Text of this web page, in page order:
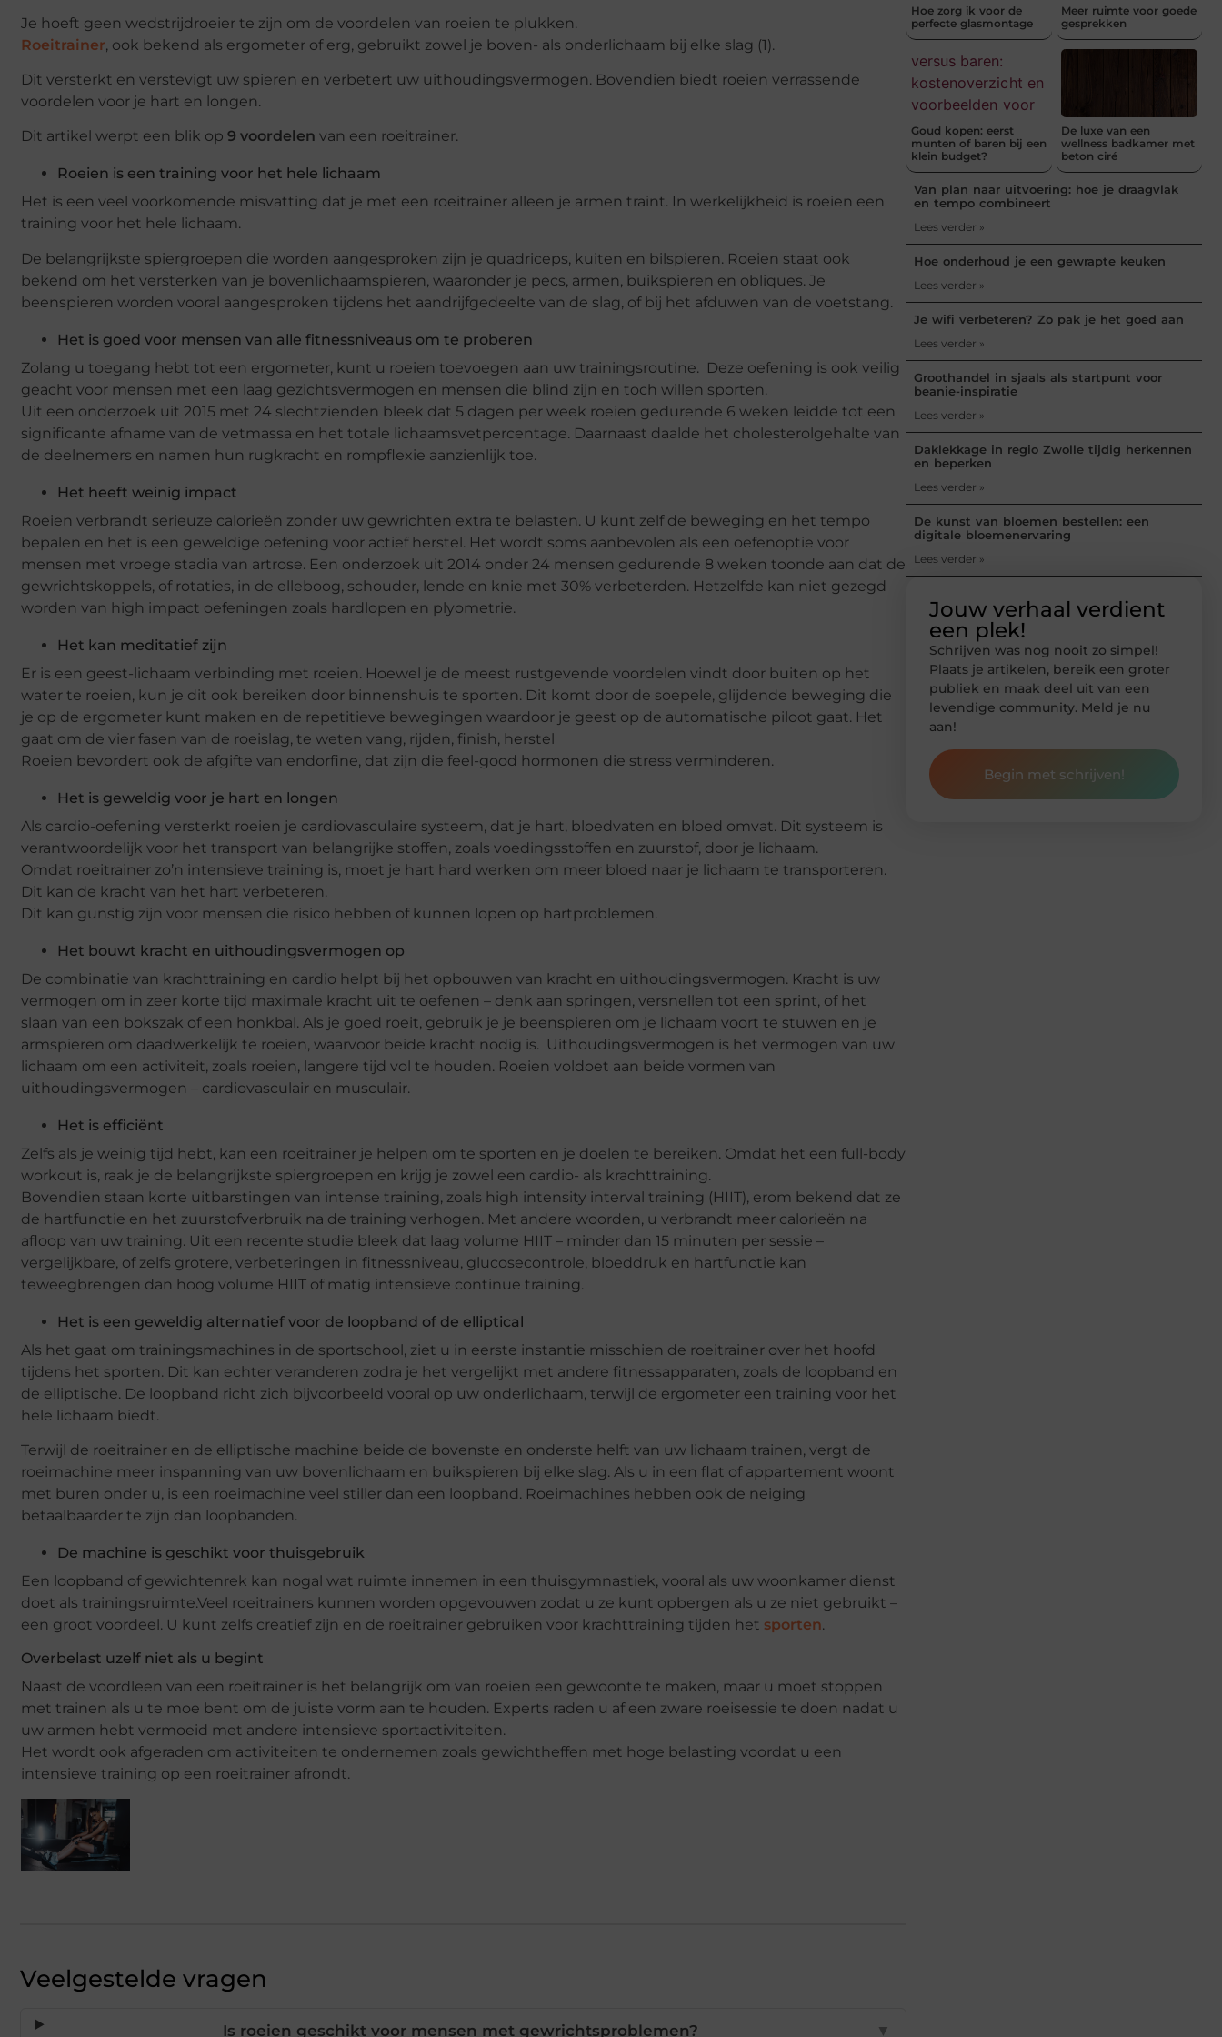
Je hoeft geen wedstrijdroeier te zijn om de voordelen van roeien te plukken.
Roeitrainer, ook bekend als ergometer of erg, gebruikt zowel je boven- als onderlichaam bij elke slag (1).
Dit versterkt en verstevigt uw spieren en verbetert uw uithoudingsvermogen. Bovendien biedt roeien verrassende
voordelen voor je hart en longen.
Dit artikel werpt een blik op 9 voordelen van een roeitrainer.
Roeien is een training voor het hele lichaam
Het is een veel voorkomende misvatting dat je met een roeitrainer alleen je armen traint. In werkelijkheid is roeien een
training voor het hele lichaam.
De belangrijkste spiergroepen die worden aangesproken zijn je quadriceps, kuiten en bilspieren. Roeien staat ook
bekend om het versterken van je bovenlichaamspieren, waaronder je pecs, armen, buikspieren en obliques. Je
beenspieren worden vooral aangesproken tijdens het aandrijfgedeelte van de slag, of bij het afduwen van de voetstang.
Het is goed voor mensen van alle fitnessniveaus om te proberen
Zolang u toegang hebt tot een ergometer, kunt u roeien toevoegen aan uw trainingsroutine. Deze oefening is ook veilig
geacht voor mensen met een laag gezichtsvermogen en mensen die blind zijn en toch willen sporten.
Uit een onderzoek uit 2015 met 24 slechtzienden bleek dat 5 dagen per week roeien gedurende 6 weken leidde tot een
significante afname van de vetmassa en het totale lichaamsvetpercentage. Daarnaast daalde het cholesterolgehalte van
de deelnemers en namen hun rugkracht en rompflexie aanzienlijk toe.
Het heeft weinig impact
Roeien verbrandt serieuze calorieën zonder uw gewrichten extra te belasten. U kunt zelf de beweging en het tempo
bepalen en het is een geweldige oefening voor actief herstel. Het wordt soms aanbevolen als een oefenoptie voor
mensen met vroege stadia van artrose. Een onderzoek uit 2014 onder 24 mensen gedurende 8 weken toonde aan dat de
gewrichtskoppels, of rotaties, in de elleboog, schouder, lende en knie met 30% verbeterden. Hetzelfde kan niet gezegd
worden van high impact oefeningen zoals hardlopen en plyometrie.
Het kan meditatief zijn
Er is een geest-lichaam verbinding met roeien. Hoewel je de meest rustgevende voordelen vindt door buiten op het
water te roeien, kun je dit ook bereiken door binnenshuis te sporten. Dit komt door de soepele, glijdende beweging die
je op de ergometer kunt maken en de repetitieve bewegingen waardoor je geest op de automatische piloot gaat. Het
gaat om de vier fasen van de roeislag, te weten vang, rijden, finish, herstel
Roeien bevordert ook de afgifte van endorfine, dat zijn die feel-good hormonen die stress verminderen.
Het is geweldig voor je hart en longen
Als cardio-oefening versterkt roeien je cardiovasculaire systeem, dat je hart, bloedvaten en bloed omvat. Dit systeem is
verantwoordelijk voor het transport van belangrijke stoffen, zoals voedingsstoffen en zuurstof, door je lichaam.
Omdat roeitrainer zo’n intensieve training is, moet je hart hard werken om meer bloed naar je lichaam te transporteren.
Dit kan de kracht van het hart verbeteren.
Dit kan gunstig zijn voor mensen die risico hebben of kunnen lopen op hartproblemen.
Het bouwt kracht en uithoudingsvermogen op
De combinatie van krachttraining en cardio helpt bij het opbouwen van kracht en uithoudingsvermogen. Kracht is uw
vermogen om in zeer korte tijd maximale kracht uit te oefenen – denk aan springen, versnellen tot een sprint, of het
slaan van een bokszak of een honkbal. Als je goed roeit, gebruik je je beenspieren om je lichaam voort te stuwen en je
armspieren om daadwerkelijk te roeien, waarvoor beide kracht nodig is. Uithoudingsvermogen is het vermogen van uw
lichaam om een activiteit, zoals roeien, langere tijd vol te houden. Roeien voldoet aan beide vormen van
uithoudingsvermogen – cardiovasculair en musculair.
Het is efficiënt
Zelfs als je weinig tijd hebt, kan een roeitrainer je helpen om te sporten en je doelen te bereiken. Omdat het een full-body
workout is, raak je de belangrijkste spiergroepen en krijg je zowel een cardio- als krachttraining.
Bovendien staan korte uitbarstingen van intense training, zoals high intensity interval training (HIIT), erom bekend dat ze
de hartfunctie en het zuurstofverbruik na de training verhogen. Met andere woorden, u verbrandt meer calorieën na
afloop van uw training. Uit een recente studie bleek dat laag volume HIIT – minder dan 15 minuten per sessie –
vergelijkbare, of zelfs grotere, verbeteringen in fitnessniveau, glucosecontrole, bloeddruk en hartfunctie kan
teweegbrengen dan hoog volume HIIT of matig intensieve continue training.
Het is een geweldig alternatief voor de loopband of de elliptical
Als het gaat om trainingsmachines in de sportschool, ziet u in eerste instantie misschien de roeitrainer over het hoofd
tijdens het sporten. Dit kan echter veranderen zodra je het vergelijkt met andere fitnessapparaten, zoals de loopband en
de elliptische. De loopband richt zich bijvoorbeeld vooral op uw onderlichaam, terwijl de ergometer een training voor het
hele lichaam biedt.
Terwijl de roeitrainer en de elliptische machine beide de bovenste en onderste helft van uw lichaam trainen, vergt de
roeimachine meer inspanning van uw bovenlichaam en buikspieren bij elke slag. Als u in een flat of appartement woont
met buren onder u, is een roeimachine veel stiller dan een loopband. Roeimachines hebben ook de neiging
betaalbaarder te zijn dan loopbanden.
De machine is geschikt voor thuisgebruik
Een loopband of gewichtenrek kan nogal wat ruimte innemen in een thuisgymnastiek, vooral als uw woonkamer dienst
doet als trainingsruimte.Veel roeitrainers kunnen worden opgevouwen zodat u ze kunt opbergen als u ze niet gebruikt –
een groot voordeel. U kunt zelfs creatief zijn en de roeitrainer gebruiken voor krachttraining tijden het sporten.
Overbelast uzelf niet als u begint
Naast de voordleen van een roeitrainer is het belangrijk om van roeien een gewoonte te maken, maar u moet stoppen
met trainen als u te moe bent om de juiste vorm aan te houden. Experts raden u af een zware roeisessie te doen nadat u
uw armen hebt vermoeid met andere intensieve sportactiviteiten.
Het wordt ook afgeraden om activiteiten te ondernemen zoals gewichtheffen met hoge belasting voordat u een
intensieve training op een roeitrainer afrondt.
Veelgestelde vragen
Is roeien geschikt voor mensen met gewrichtsproblemen? ▼
Hoe zorg ik voor de
perfecte glasmontage
Meer ruimte voor goede
gesprekken
Goud kopen: eerst
munten of baren bij een
klein budget?
De luxe van een
wellness badkamer met
beton ciré
Van plan naar uitvoering: hoe je draagvlak
en tempo combineert
Lees verder »
Hoe onderhoud je een gewrapte keuken
Lees verder »
Je wifi verbeteren? Zo pak je het goed aan
Lees verder »
Groothandel in sjaals als startpunt voor
beanie-inspiratie
Lees verder »
Daklekkage in regio Zwolle tijdig herkennen
en beperken
Lees verder »
De kunst van bloemen bestellen: een
digitale bloemenervaring
Lees verder »
Jouw verhaal verdient
een plek!
Schrijven was nog nooit zo simpel!
Plaats je artikelen, bereik een groter
publiek en maak deel uit van een
levendige community. Meld je nu
aan!
Begin met schrijven!